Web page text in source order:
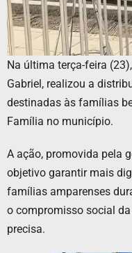
Na última terça-feira
Gabriel, realizou a
destinadas às famílias
Família no município.
A ação, promovida pela
objetivo garantir mais
famílias amparenses
o compromisso social
precisa.